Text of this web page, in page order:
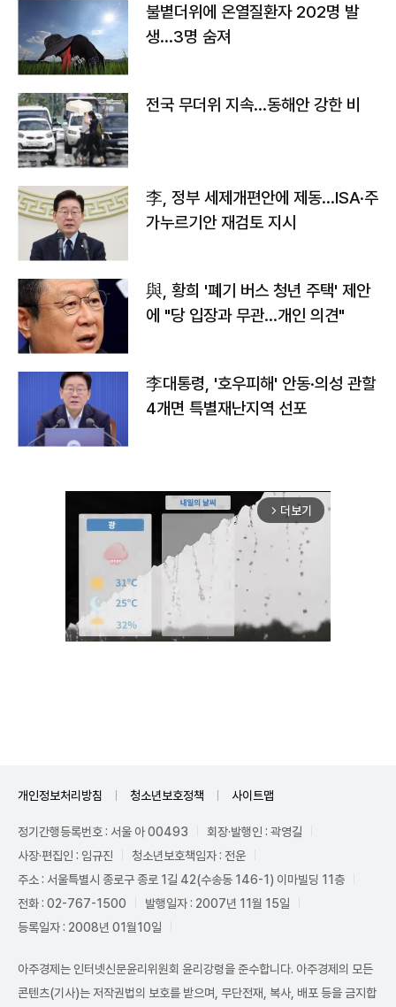
불볕더위에 온열질환자 202명 발
생…3명 숨져
전국 무더위 지속…동해안 강한 비
李, 정부 세제개편안에 제동…ISA·주
가누르기안 재검토 지시
與, 황희 '폐기 버스 청년 주택' 제안
에 "당 입장과 무관…개인 의견"
李대통령, '호우피해' 안동·의성 관할
4개면 특별재난지역 선포
arrow_forward_ios 더보기
개인정보처리방침 청소년보호정책 사이트맵
정기간행등록번호 : 서울 아 00493
회장·발행인 : 곽영길
사장·편집인 : 임규진
청소년보호책임자 : 전운
주소 : 서울특별시 종로구 종로 1길 42(수송동 146-1) 이마빌딩 11층
전화 : 02-767-1500
발행일자 : 2007년 11월 15일
등록일자 : 2008년 01월10일
아주경제는 인터넷신문윤리위원회 윤리강령을 준수합니다. 아주경제의 모든
콘텐츠(기사)는 저작권법의 보호를 받으며, 무단전재, 복사, 배포 등을 금지합